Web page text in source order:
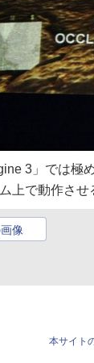
3」では極
上で動作さ
像
本サイト